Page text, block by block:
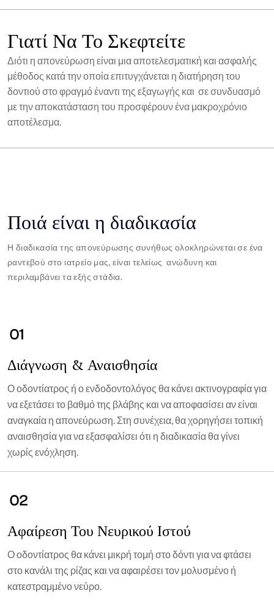
Γιατί Να Το Σκεφτείτε
Διότι η απονεύρωση είναι μια αποτελεσματική και ασφαλής
μέθοδος κατά την οποία επιτυγχάνεται η διατήρηση του
δοντιού στο φραγμό έναντι της εξαγωγής και σε συνδυασμό
με την αποκατάσταση του προσφέρουν ένα μακροχρόνιο
αποτέλεσμα.
Ποιά είναι η διαδικασία
Η διαδικασία της απονεύρωσης συνήθως ολοκληρώνεται σε ένα
ραντεβού στο ιατρείο μας, είναι τελείως ανώδυνη και
περιλαμβάνει τα εξής στάδια.
01
Διάγνωση & Αναισθησία
Ο οδοντίατρος ή ο ενδοδοντολόγος θα κάνει ακτινογραφία για
να εξετάσει το βαθμό της βλάβης και να αποφασίσει αν είναι
αναγκαία η απονεύρωση. Στη συνέχεια, θα χορηγήσει τοπική
αναισθησία για να εξασφαλίσει ότι η διαδικασία θα γίνει
χωρίς ενόχληση.
02
Αφαίρεση Του Νευρικού Ιστού
Ο οδοντίατρος θα κάνει μικρή τομή στο δόντι για να φτάσει
στο κανάλι της ρίζας και να αφαιρέσει τον μολυσμένο ή
κατεστραμμένο νεύρο.